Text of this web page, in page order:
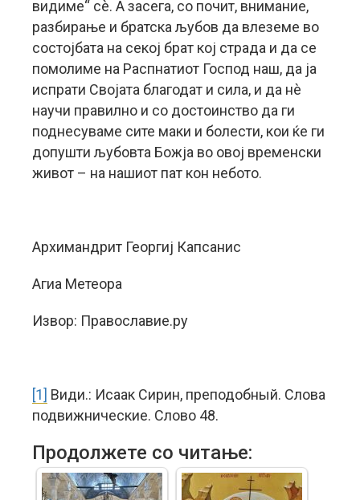
видиме“ сè. А засега, со почит, внимание,
разбирање и братска љубов да влеземе во
состојбата на секој брат кој страда и да се
помолиме на Распнатиот Господ наш, да ја
испрати Својата благодат и сила, и да нè
научи правилно и со достоинство да ги
поднесуваме сите маки и болести, кои ќе ги
допушти љубовта Божја во овој временски
живот – на нашиот пат кон небото.
Архимандрит Георгиј Капсанис
Агиа Метеора
Извор: Православие.ру
[1] Види.: Исаак Сирин, преподобный. Слова
подвижнические. Слово 48.
Продолжете со читање: